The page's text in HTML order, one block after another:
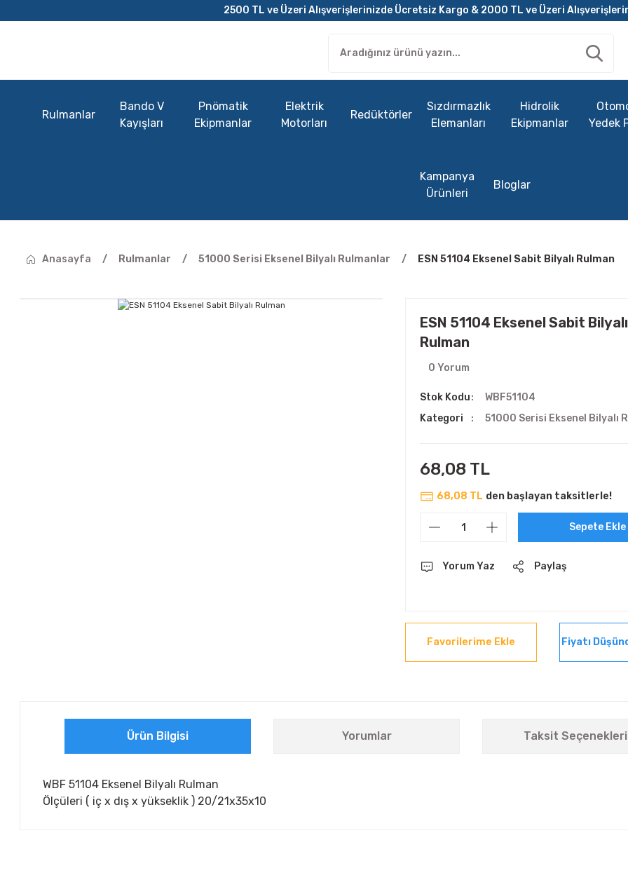
2500 TL ve Üzeri Alışverişlerinizde Ücretsiz Kargo & 2000 TL ve Üzeri
Rulmanlar
Bando V
Kayışları
Pnömatik
Ekipmanlar
Elektrik
Motorları
Redüktörler
Sızdırmazlık
Elemanları
Hidrolik
Ekipmanlar
Yedek
Kampanya
Ürünleri
Bloglar
Anasayfa Rulmanlar 51000 Serisi Eksenel Bilyalı Rulmanlar ESN 51104 Eksenel Sabit Bilyalı Rulman
ESN 51104 Eksenel Sabit Bilyalı
Rulman
0 Yorum
Stok Kodu
WBF51104
Kategori
51000 Serisi Eksenel Bilyalı
68,08 TL
68,08 TL den başlayan taksitlerle!
Sepete Ekle
Yorum Yaz Paylaş
Fiyatı
Ürün Bilgisi Yorumlar Taksit Seçenekleri
WBF 51104 Eksenel Bilyalı Rulman
Ölçüleri ( iç x dış x yükseklik ) 20/21x35x10